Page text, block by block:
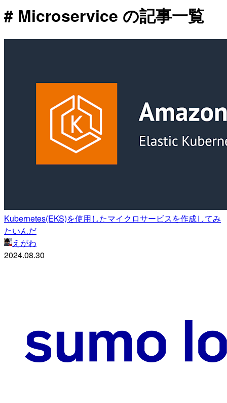
# Microservice の記事一覧
Kubernetes(EKS)を使用したマイクロサービスを作成してみ
たいんだ
えがわ
2024.08.30